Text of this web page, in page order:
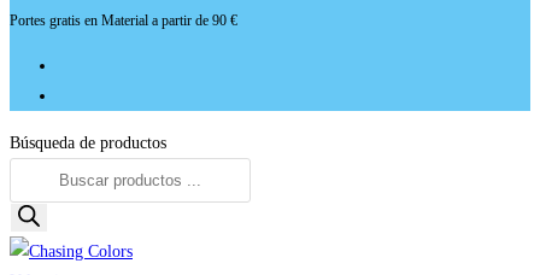
Portes gratis en Material a partir de 90 €
Búsqueda de productos